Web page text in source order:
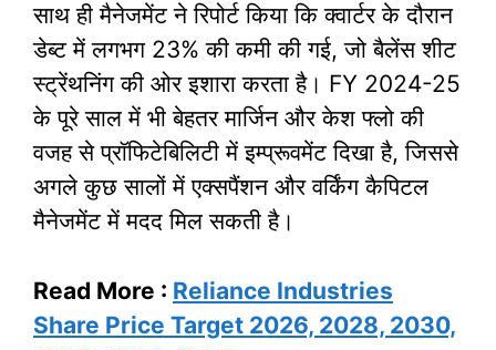
साथ ही मैनेजमेंट ने रिपोर्ट किया कि क्वार्टर के दौरान
डेब्ट में लगभग 23% की कमी की गई, जो बैलेंस शीट
स्ट्रेंथनिंग की ओर इशारा करता है। FY 2024-25
के पूरे साल में भी बेहतर मार्जिन और केश फ्लो की
वजह से प्रॉफिटेबिलिटी में इम्प्रूवमेंट दिखा है, जिससे
अगले कुछ सालों में एक्सपैंशन और वर्किंग कैपिटल
मैनेजमेंट में मदद मिल सकती है।
Read More : Reliance Industries
Share Price Target 2026, 2028, 2030,